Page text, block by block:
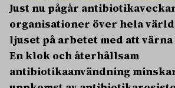
Just nu pågår
organisationer över hela
ljuset på arbetet med att
En klok och återhållsam
antibiotikaanvändning